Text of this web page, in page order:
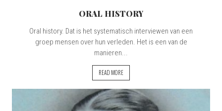
ORAL HISTORY
Oral history. Dat is het systematisch interviewen van een
groep mensen over hun verleden. Het is een van de
manieren...
READ MORE